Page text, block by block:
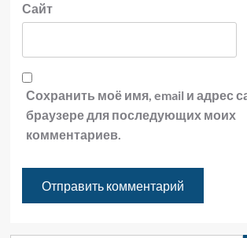
Сайт
Сохранить моё имя, email и адрес
браузере для последующих моих
комментариев.